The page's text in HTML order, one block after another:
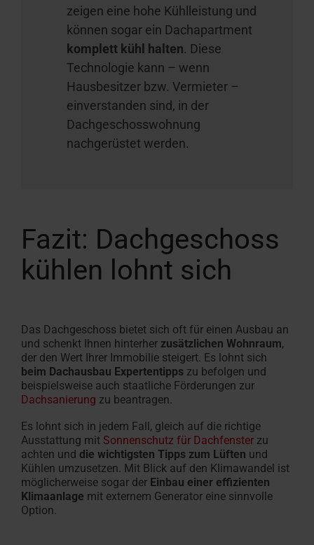
zeigen eine hohe Kühlleistung und
können sogar ein Dachapartment
komplett kühl halten. Diese
Technologie kann – wenn
Hausbesitzer bzw. Vermieter –
einverstanden sind, in der
Dachgeschosswohnung
nachgerüstet werden.
Fazit: Dachgeschoss
kühlen lohnt sich
Das Dachgeschoss bietet sich oft für einen Ausbau an
und schenkt Ihnen hinterher zusätzlichen Wohnraum,
der den Wert Ihrer Immobilie steigert. Es lohnt sich
beim Dachausbau Expertentipps zu befolgen und
beispielsweise auch staatliche Förderungen zur
Dachsanierung zu beantragen.
Es lohnt sich in jedem Fall, gleich auf die richtige
Ausstattung mit Sonnenschutz für Dachfenster zu
achten und die wichtigsten Tipps zum Lüften und
Kühlen umzusetzen. Mit Blick auf den Klimawandel ist
möglicherweise sogar der Einbau einer effizienten
Klimaanlage mit externem Generator eine sinnvolle
Option.